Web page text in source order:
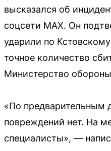
высказался об
соцсети MAX. Он
ударили по
точное количество
Министерство
«По предварительным
повреждений нет. На
специалисты», —